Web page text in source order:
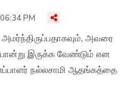
PM
அவரை
இருக்க வேண்டும் என
நல்லசாமி ஆதங்கத்தை